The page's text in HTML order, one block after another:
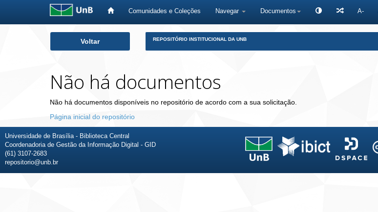
Comunidades e Coleções Navegar Documentos A-
Voltar REPOSITÓRIO INSTITUCIONAL DA UNB
Não há documentos
Não há documentos disponíveis no repositório de acordo com a sua solicitação.
Página inicial do repositório
Universidade de Brasília - Biblioteca Central
Coordenadoria de Gestão da Informação Digital - GID
(61) 3107-2683
repositorio@unb.br